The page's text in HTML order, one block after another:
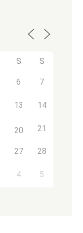
S S
6 7
13 14
20 21
27 28
4 5